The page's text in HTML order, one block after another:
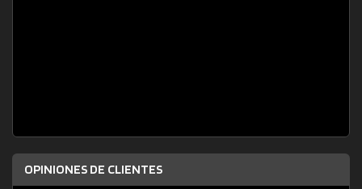
OPINIONES DE CLIENTES